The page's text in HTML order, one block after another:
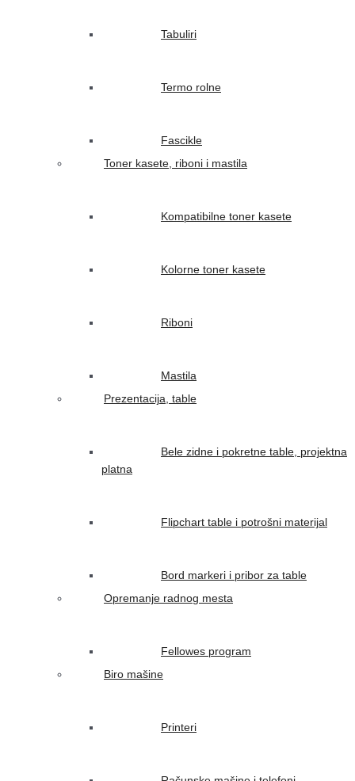
Tabuliri
Termo rolne
Fascikle
Toner kasete, riboni i mastila
Kompatibilne toner kasete
Kolorne toner kasete
Riboni
Mastila
Prezentacija, table
Bele zidne i pokretne table, projektna
platna
Flipchart table i potrošni materijal
Bord markeri i pribor za table
Opremanje radnog mesta
Fellowes program
Biro mašine
Printeri